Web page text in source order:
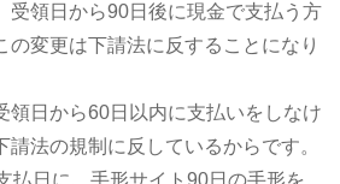
受領日から90日後に現金で支払う方
の変更は下請法に反することになり
領日から60日以内に支払いをしなけ
請法の規制に反しているからです。